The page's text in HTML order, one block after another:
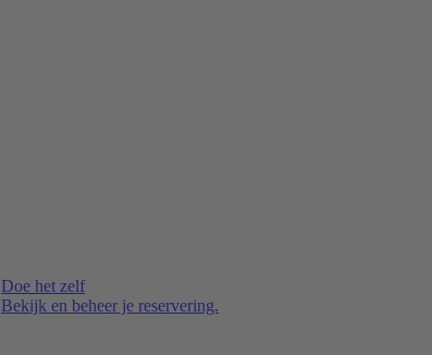
Doe het zelf
Bekijk en beheer je reservering.